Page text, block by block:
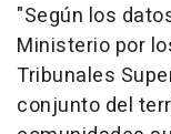
"Según los
Ministerio por
Tribunales
conjunto del